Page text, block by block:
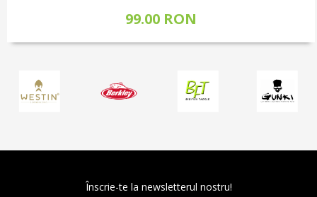
99.00 RON
Înscrie-te la newsletterul nostru!